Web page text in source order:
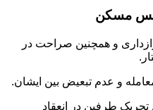
مسکن
و همچنین صراحت در
طرفین در انعقاد